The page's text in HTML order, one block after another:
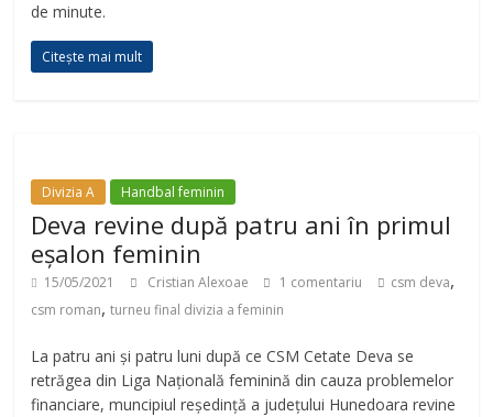
de minute.
Citește mai mult
Divizia A Handbal feminin
Deva revine după patru ani în primul
eșalon feminin
15/05/2021 Cristian Alexoae 1 comentariu csm deva,
csm roman,turneu final divizia a feminin
La patru ani și patru luni după ce CSM Cetate Deva se
retrăgea din Liga Națională feminină din cauza problemelor
financiare, muncipiul reședință a județului Hunedoara revine